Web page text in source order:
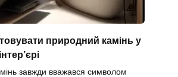
природний камінь у
завжди вважався символом